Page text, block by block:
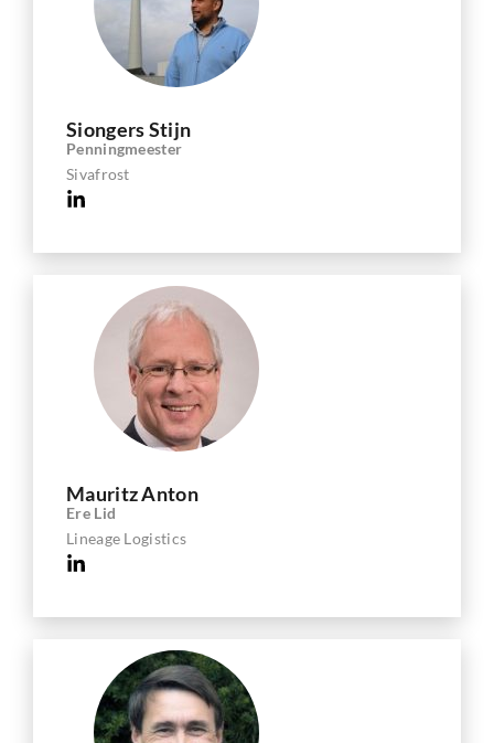
Siongers Stijn
Penningmeester
Sivafrost
Mauritz Anton
Ere Lid
Lineage Logistics